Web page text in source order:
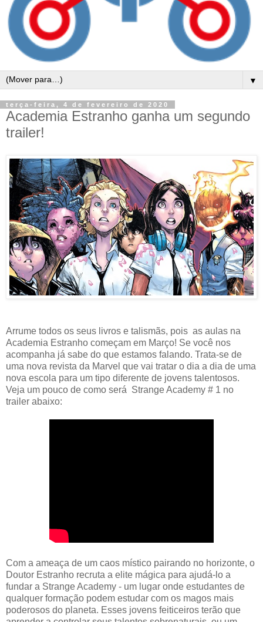
▼
terça-feira, 4 de fevereiro de 2020
Academia Estranho ganha um segundo
trailer!
Arrume todos os seus livros e talismãs, pois as aulas na
Academia Estranho começam em Março! Se você nos
acompanha já sabe do que estamos falando. Trata-se de
uma nova revista da Marvel que vai tratar o dia a dia de uma
nova escola para um tipo diferente de jovens talentosos.
Veja um pouco de como será Strange Academy # 1 no
trailer abaixo:
Com a ameaça de um caos místico pairando no horizonte, o
Doutor Estranho recruta a elite mágica para ajudá-lo a
fundar a Strange Academy - um lugar onde estudantes de
qualquer formação podem estudar com os magos mais
poderosos do planeta. Esses jovens feiticeiros terão que